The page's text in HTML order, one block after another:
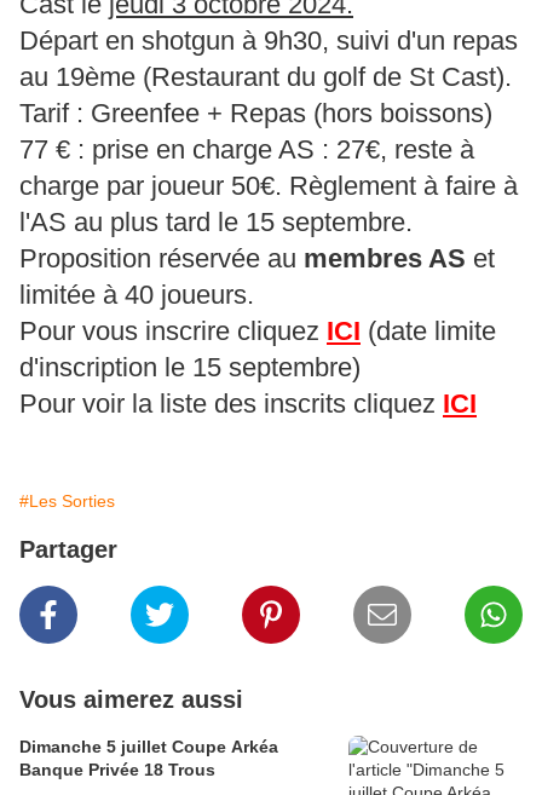
Départ en shotgun à 9h30, suivi d'un repas
au 19ème (Restaurant du golf de St Cast).
Tarif : Greenfee + Repas (hors boissons)
77 € : prise en charge AS : 27€, reste à
charge par joueur 50€. Règlement à faire à
l'AS au plus tard le 15 septembre.
Proposition réservée au membres AS et
limitée à 40 joueurs.
Pour vous inscrire cliquez ICI (date limite
d'inscription le 15 septembre)
Pour voir la liste des inscrits cliquez ICI
#Les Sorties
Partager
Vous aimerez aussi
Dimanche 5 juillet Coupe Arkéa
Banque Privée 18 Trous